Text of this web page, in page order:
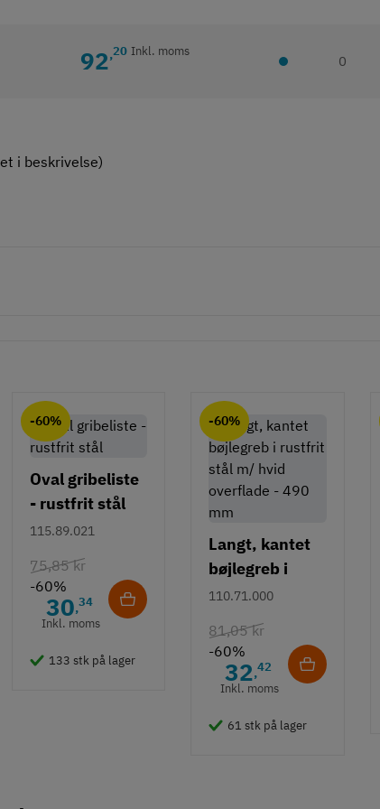
92,20 Inkl. moms
0
i beskrivelse)
-60%
Oval gribeliste
- rustfrit stål
115.89.021
75,85 kr
-60%
30,34
Inkl. moms
133 stk på lager
-60%
Langt, kantet
bøjlegreb i
rustfrit stål m/
- 490 mm
110.71.000
81,05 kr
-60%
32,42
Inkl. moms
61 stk på lager